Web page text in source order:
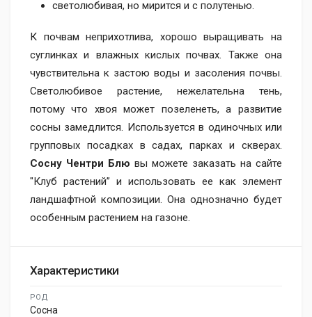
светолюбивая, но мирится и с полутенью.
К почвам неприхотлива, хорошо выращивать на
суглинках и влажных кислых почвах. Также она
чувствительна к застою воды и засоления почвы.
Светолюбивое растение, нежелательна тень,
потому что хвоя может позеленеть, а развитие
сосны замедлится. Используется в одиночных или
групповых посадках в садах, парках и скверах.
Сосну Чентри Блю вы можете заказать на сайте
"Клуб растений” и использовать ее как элемент
ландшафтной композиции. Она однозначно будет
особенным растением на газоне.
Характеристики
РОД
Сосна